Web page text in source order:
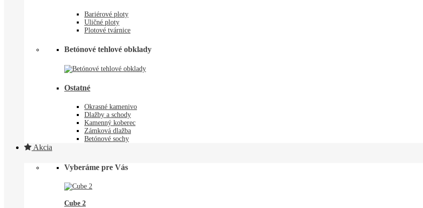
Bariérové ploty
Uličné ploty
Plotové tvárnice
Betónové tehlové obklady
Ostatné
Okrasné kamenivo
Dlažby a schody
Kamenný koberec
Zámková dlažba
Betónové sochy
Akcia
Vyberáme pre Vás
Cube 2